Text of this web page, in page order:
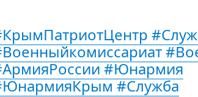
#Юнармия
#Служба